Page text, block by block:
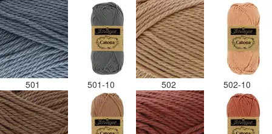
501 501-10 502 502-10